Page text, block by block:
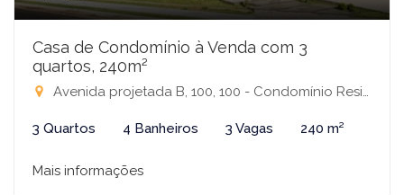
Casa de Condomínio à Venda com 3
quartos, 240m²
Avenida projetada B, 100, 100 - Condomínio Residencial Terra Vista, Mirassol-SP
3 Quartos 4 Banheiros 3 Vagas 240 m²
Mais informações